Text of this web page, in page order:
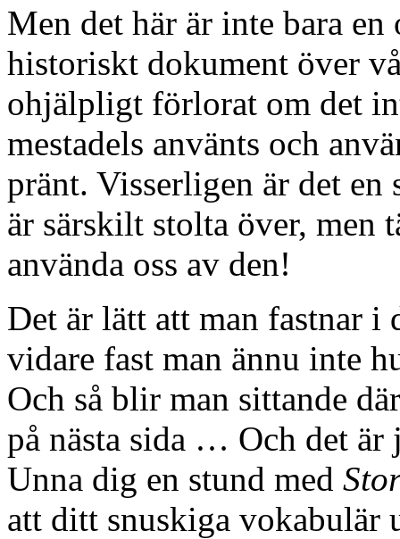
Men det här är inte bara
historiskt dokument över
ohjälpligt förlorat om det
mestadels använts och
pränt. Visserligen är det
är särskilt stolta över, men
använda oss av den!
Det är lätt att man fastnar i
vidare fast man ännu inte
Och så blir man sittande
på nästa sida … Och det är
Unna dig en stund med
att ditt snuskiga vokabulär